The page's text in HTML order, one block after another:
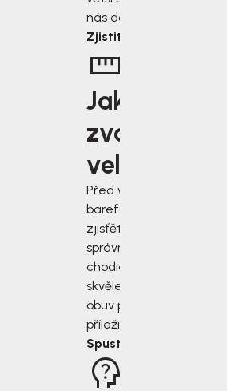
nás dostanete.
Zjistit více
Jakou
zvolit
velikost?
Před výběrem
barefoot bot
zjisťěte jak
správně změřit
chodidla a vybrat
skvěle padnoucí
obuv pro každou
příležitost.
Spustit rádce